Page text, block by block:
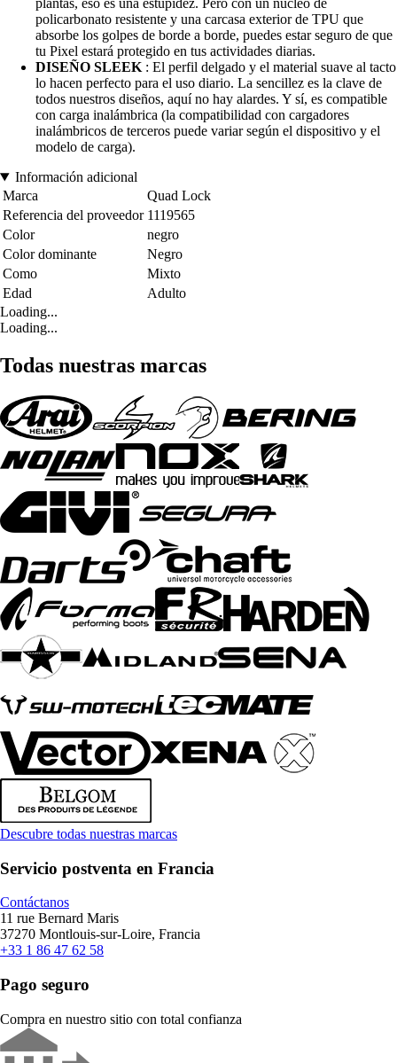
plantas, eso es una estupidez. Pero con un núcleo de
policarbonato resistente y una carcasa exterior de TPU que
absorbe los golpes de borde a borde, puedes estar seguro de que
tu Pixel estará protegido en tus actividades diarias.
DISEÑO SLEEK : El perfil delgado y el material suave al tacto
lo hacen perfecto para el uso diario. La sencillez es la clave de
todos nuestros diseños, aquí no hay alardes. Y sí, es compatible
con carga inalámbrica (la compatibilidad con cargadores
inalámbricos de terceros puede variar según el dispositivo y el
modelo de carga).
Información adicional
Marca
Quad Lock
Referencia del proveedor 1119565
Color
negro
Color dominante
Negro
Como
Mixto
Edad
Adulto
Loading...
Loading...
Todas nuestras marcas
Descubre todas nuestras marcas
Servicio postventa en Francia
Contáctanos
11 rue Bernard Maris
37270 Montlouis-sur-Loire, Francia
+33 1 86 47 62 58
Pago seguro
Compra en nuestro sitio con total confianza